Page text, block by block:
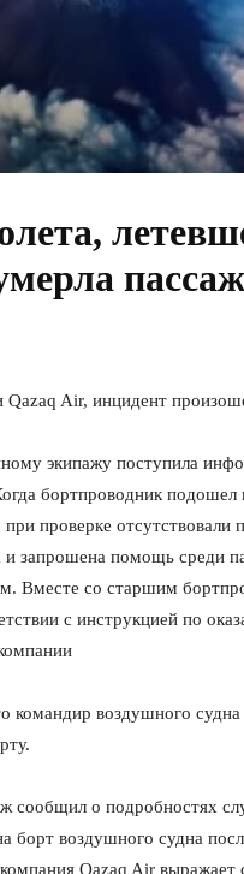
Air, инцидент
экипажу поступила
бортпроводник подошел
проверке
запрошена помощь среди
Вместе со старшим
с инструкцией по
командир воздушного
сообщил о подробностях
воздушного судна
Qazaq Air